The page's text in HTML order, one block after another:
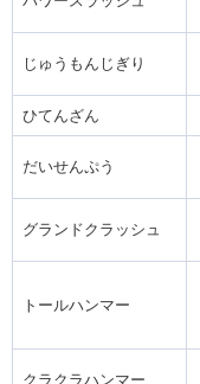
じゅうもんじぎり
ひてんざん
だいせんぷう
グランドクラッシュ
トールハンマー
クラクラハンマー